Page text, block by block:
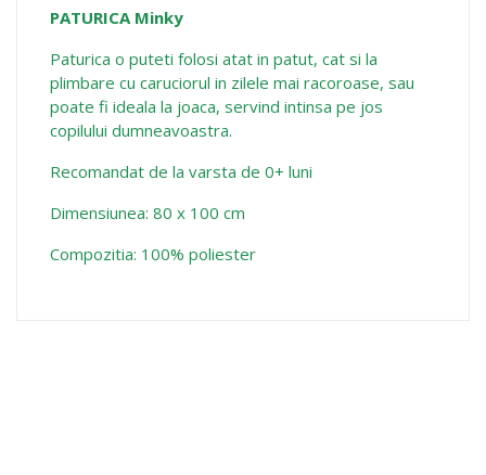
PATURICA Minky
Paturica o puteti folosi atat in patut, cat si la
plimbare cu caruciorul in zilele mai racoroase, sau
poate fi ideala la joaca, servind intinsa pe jos
copilului dumneavoastra.
Recomandat de la varsta de 0+ luni
Dimensiunea: 80 x 100 cm
Compozitia: 100% poliester